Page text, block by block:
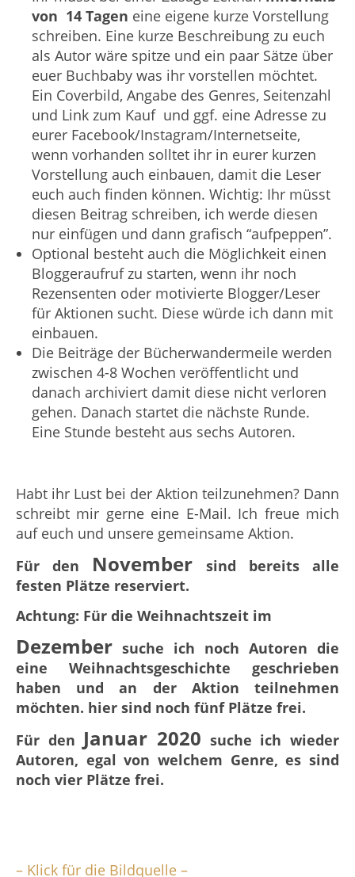
von 14 Tagen eine eigene kurze Vorstellung
schreiben. Eine kurze Beschreibung zu euch
als Autor wäre spitze und ein paar Sätze über
euer Buchbaby was ihr vorstellen möchtet.
Ein Coverbild, Angabe des Genres, Seitenzahl
und Link zum Kauf und ggf. eine Adresse zu
eurer Facebook/Instagram/Internetseite,
wenn vorhanden solltet ihr in eurer kurzen
Vorstellung auch einbauen, damit die Leser
euch auch finden können. Wichtig: Ihr müsst
diesen Beitrag schreiben, ich werde diesen
nur einfügen und dann grafisch “aufpeppen”.
Optional besteht auch die Möglichkeit einen
Bloggeraufruf zu starten, wenn ihr noch
Rezensenten oder motivierte Blogger/Leser
für Aktionen sucht. Diese würde ich dann mit
einbauen.
Die Beiträge der Bücherwandermeile werden
zwischen 4-8 Wochen veröffentlicht und
danach archiviert damit diese nicht verloren
gehen. Danach startet die nächste Runde.
Eine Stunde besteht aus sechs Autoren.
Habt ihr Lust bei der Aktion teilzunehmen? Dann
schreibt mir gerne eine E-Mail. Ich freue mich
auf euch und unsere gemeinsame Aktion.
Für den November sind bereits alle
festen Plätze reserviert.
Achtung: Für die Weihnachtszeit im
Dezember suche ich noch Autoren die
eine Weihnachtsgeschichte geschrieben
haben und an der Aktion teilnehmen
möchten. hier sind noch fünf Plätze frei.
Für den Januar 2020 suche ich wieder
Autoren, egal von welchem Genre, es sind
noch vier Plätze frei.
– Klick für die Bildquelle –